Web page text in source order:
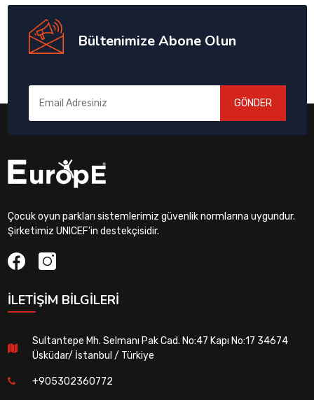
Bültenimize Abone Olun
GÖNDER
Çocuk oyun parkları sistemlerimiz güvenlik normlarına uygundur.
Şirketimiz UNICEF'in destekçisidir.
İLETIŞIM BILGILERI
Sultantepe Mh. Selmanı Pak Cad. No:47 Kapı No:17 34674
Üsküdar/ İstanbul / Türkiye
+905302360772